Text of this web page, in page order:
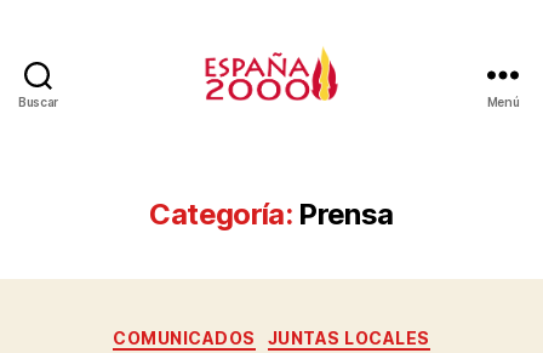
Buscar Menú
Categoría: Prensa
COMUNICADOS
JUNTAS LOCALES